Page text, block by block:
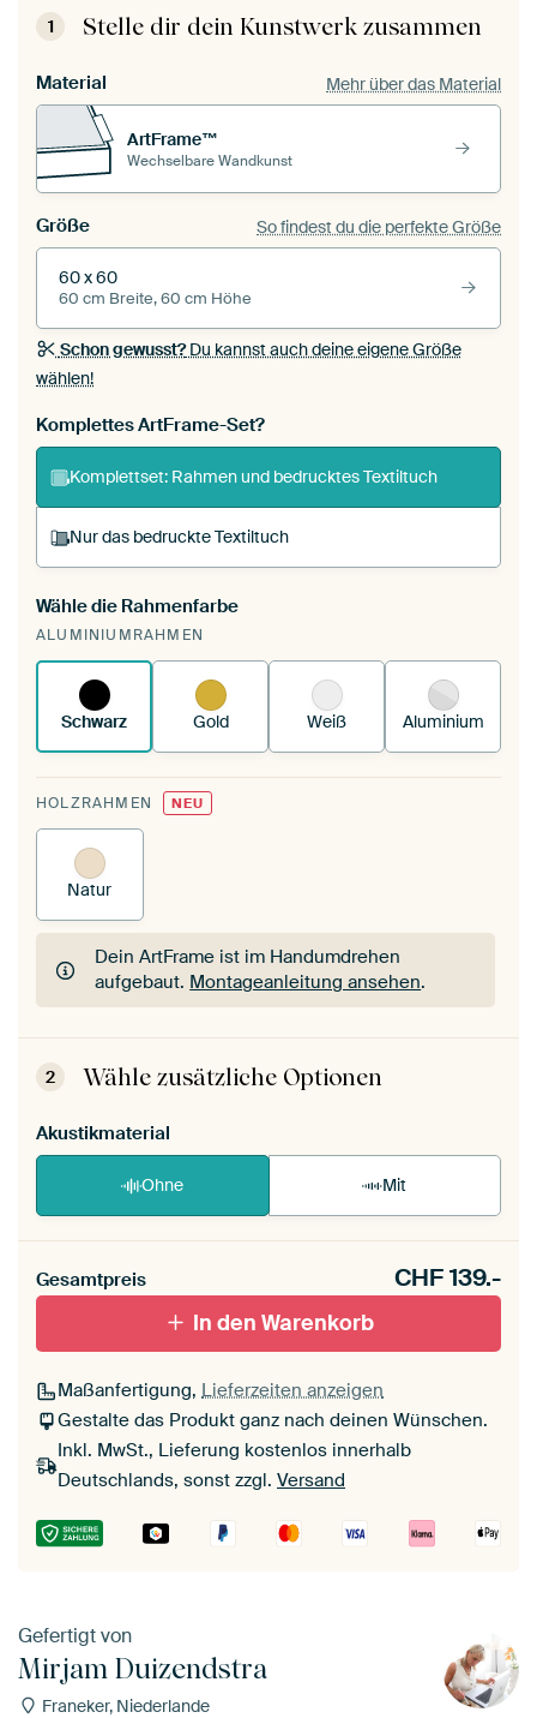
1 Stelle dir dein Kunstwerk zusammen
Material Mehr über das Material
ArtFrame™
Wechselbare Wandkunst
Größe So findest du die perfekte Größe
60 x 60
60 cm Breite, 60 cm Höhe
Schon gewusst?Du kannst auch deine eigene Größe
wählen!
Komplettes ArtFrame-Set?
Komplettset: Rahmen und bedrucktes Textiltuch
Nur das bedruckte Textiltuch
Du spannst einen wechselbaren Textiltuch in
deinen vorhandenen ArtFrame™.
funktioniert es.
Wähle die Rahmenfarbe
ALUMINIUMRAHMEN
Schwarz Gold Weiß Aluminium
HOLZRAHMEN NEU
Natur
Dein ArtFrame ist im Handumdrehen
aufgebaut. Montageanleitung ansehen.
Dein ArtFrame ist im Handumdrehen
aufgebaut.Montageanleitung ansehen
2 Wähle zusätzliche Optionen
Akustikmaterial
Ohne Mit
Gesamtpreis CHF139.-
In den Warenkorb
Maßanfertigung, Lieferzeiten anzeigen
Gestalte das Produkt ganz nach deinen Wünschen.
Inkl. MwSt., Lieferung kostenlos innerhalb
Deutschlands, sonst zzgl. Versand
Gefertigt von
Mirjam Duizendstra
Franeker, Niederlande